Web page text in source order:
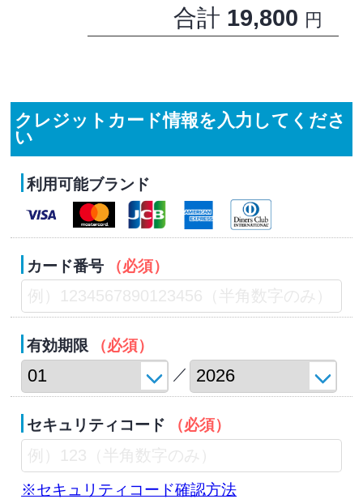
合計 19,800 円
クレジットカード情報を入力してくださ
い
利用可能ブランド
カード番号 （必須）
有効期限
（必須）
／
セキュリティコード （必須）
※セキュリティコード確認方法